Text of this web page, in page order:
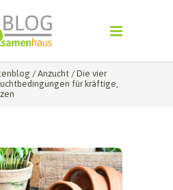
/ Anzucht / Die vier
für kräftige,